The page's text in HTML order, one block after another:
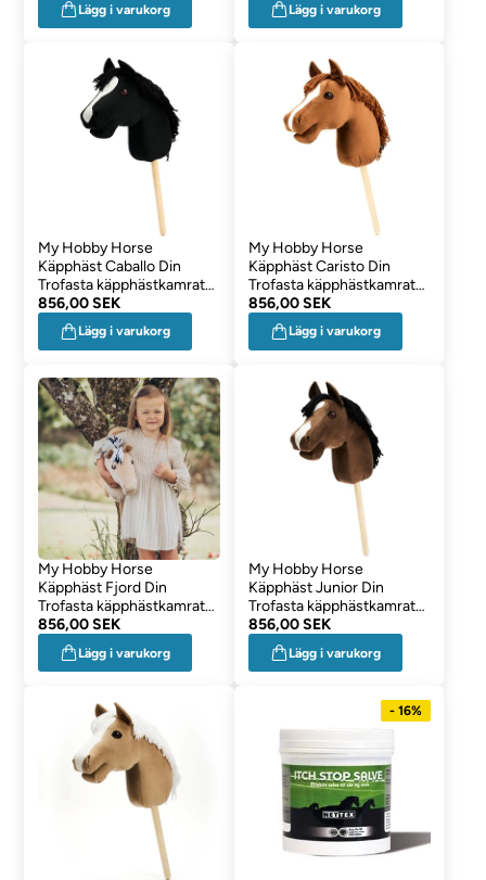
Lägg i varukorg Lägg i varukorg
My Hobby Horse
Käpphäst Caballo Din
Trofasta käpphästkamrat
SVART
856,00 SEK
Lägg i varukorg
My Hobby Horse
Käpphäst Caristo Din
Trofasta käpphästkamrat
RÖD
856,00 SEK
Lägg i varukorg
My Hobby Horse
Käpphäst Fjord Din
Trofasta käpphästkamrat
FJORDHÄST
856,00 SEK
Lägg i varukorg
My Hobby Horse
Käpphäst Junior Din
Trofasta käpphästkamrat
BRUN
856,00 SEK
Lägg i varukorg
- 16%